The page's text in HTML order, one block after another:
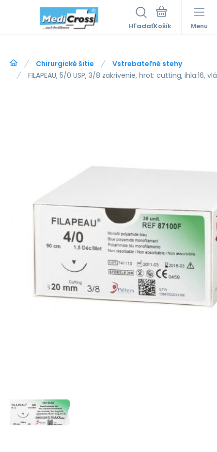
Hľadať Menu
Chirurgické šitie
Vstrebateľné stehy
FILAPEAU, 5/0 USP, 3/8 zakrivenie, hrot: cutting, ihla:16,